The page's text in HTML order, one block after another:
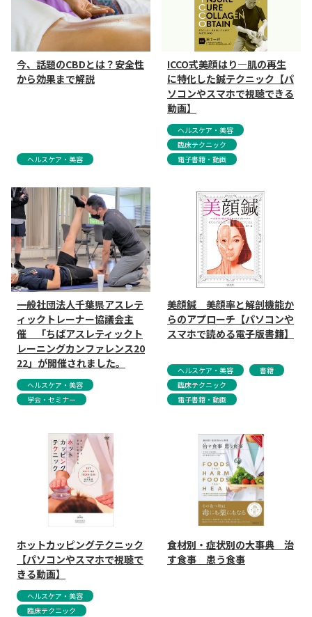
今、話題のCBDとは？安全性
から効果まで解説
ヘルスケア・美容
ICCO式美顔はり―肌の再生
に特化した鍼テクニック【パ
ソコンやスマホで視聴できる
動画】
ヘルスケア・美容
臨床テクニック
電子書籍・動画
一般社団法人千葉県アスレテ
ィックトレーナー協議会主
催 「ちばアスレティックト
レーニングカンファレンス20
22」が開催されました。
ヘルスケア・美容
学会・セミナー
美顔鍼 美顔率と解剖機能か
らのアプローチ【パソコンや
スマホで読める電子版書籍】
ヘルスケア・美容
書籍
臨床テクニック
電子書籍・動画
ホットカッピングテクニック
【パソコンやスマホで視聴で
きる動画】
ヘルスケア・美容
臨床テクニック
食材別・症状別の大事典 治
す食事 患う食事